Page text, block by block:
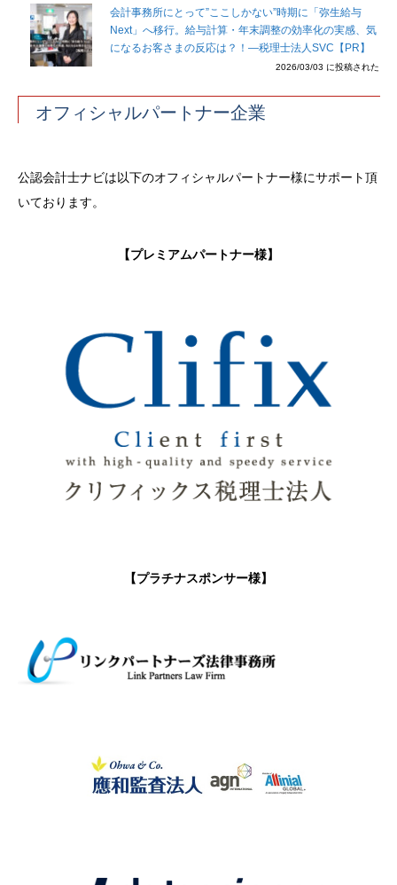
会計事務所にとって”ここしかない”時期に「弥生給与
Next」へ移行。給与計算・年末調整の効率化の実感、気
になるお客さまの反応は？！―税理士法人SVC【PR】
2026/03/03 に投稿された
オフィシャルパートナー企業
公認会計士ナビは以下のオフィシャルパートナー様にサポート頂
いております。
【プレミアムパートナー様】
【プラチナスポンサー様】